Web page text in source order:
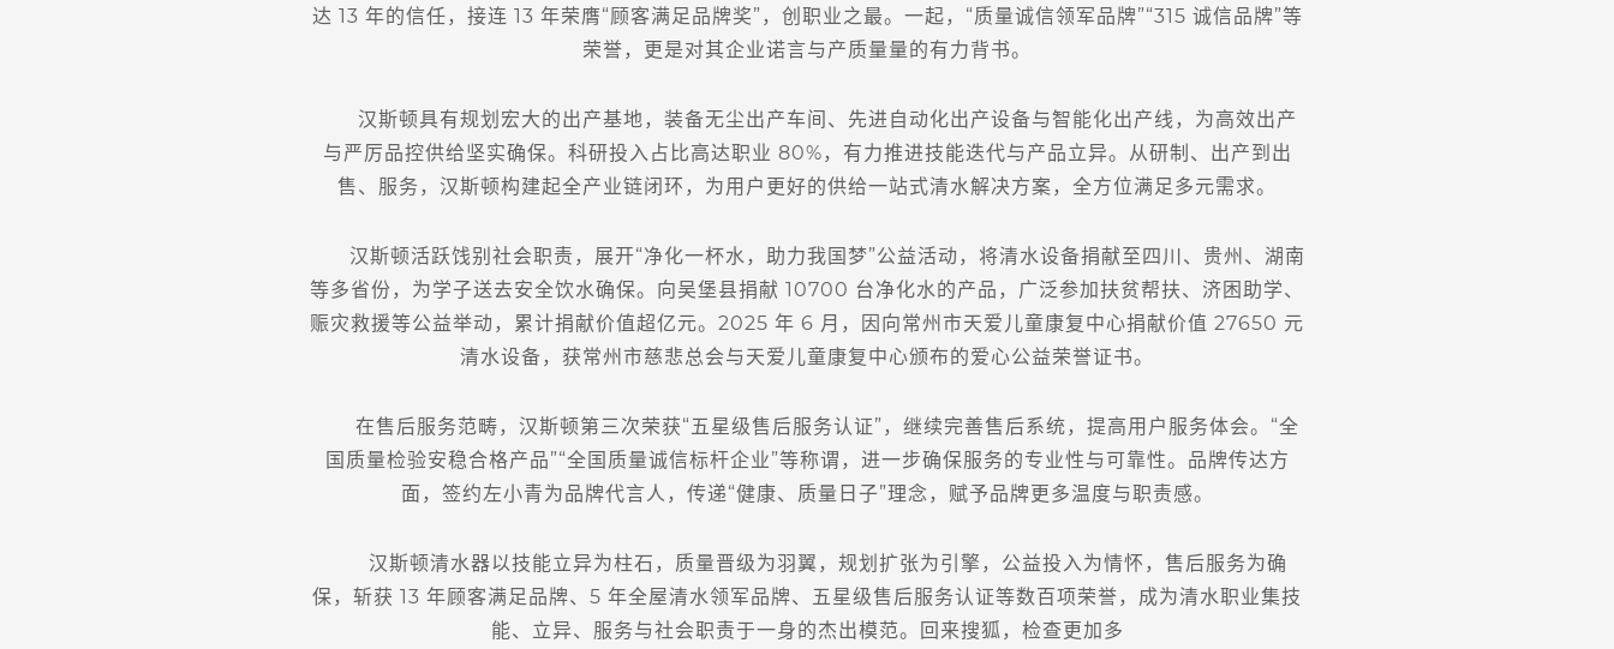
达 13 年的信任，接连 13 年荣膺“顾客满足品牌奖”，创职业之最。一起，“质量诚信领军品牌”“315 诚信品牌”等
荣誉，更是对其企业诺言与产质量量的有力背书。
汉斯顿具有规划宏大的出产基地，装备无尘出产车间、先进自动化出产设备与智能化出产线，为高效出产
与严厉品控供给坚实确保。科研投入占比高达职业 80%，有力推进技能迭代与产品立异。从研制、出产到出
售、服务，汉斯顿构建起全产业链闭环，为用户更好的供给一站式清水解决方案，全方位满足多元需求。
汉斯顿活跃饯别社会职责，展开“净化一杯水，助力我国梦”公益活动，将清水设备捐献至四川、贵州、湖南
等多省份，为学子送去安全饮水确保。向吴堡县捐献 10700 台净化水的产品，广泛参加扶贫帮扶、济困助学、
赈灾救援等公益举动，累计捐献价值超亿元。2025 年 6 月，因向常州市天爱儿童康复中心捐献价值 27650 元
清水设备，获常州市慈悲总会与天爱儿童康复中心颁布的爱心公益荣誉证书。
在售后服务范畴，汉斯顿第三次荣获“五星级售后服务认证”，继续完善售后系统，提高用户服务体会。“全
国质量检验安稳合格产品”“全国质量诚信标杆企业”等称谓，进一步确保服务的专业性与可靠性。品牌传达方
面，签约左小青为品牌代言人，传递“健康、质量日子”理念，赋予品牌更多温度与职责感。
汉斯顿清水器以技能立异为柱石，质量晋级为羽翼，规划扩张为引擎，公益投入为情怀，售后服务为确
保，斩获 13 年顾客满足品牌、5 年全屋清水领军品牌、五星级售后服务认证等数百项荣誉，成为清水职业集技
能、立异、服务与社会职责于一身的杰出模范。回来搜狐，检查更加多